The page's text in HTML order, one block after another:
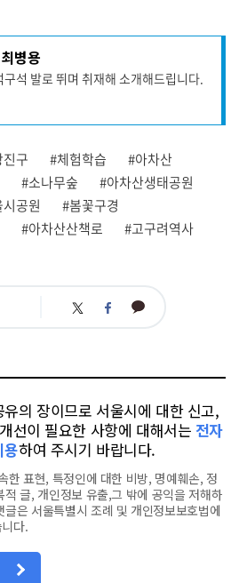
병용
구석 발로 뛰며 취재해 소개해드립니다.
구 #체험학습
#아차산
#소나무숲
#아차산생태공원
공원
#봄꽃구경
#아차산산책로
#고구려역사
트 페 카
의 장이므로 서울시에 대한 신고,
선이 필요한 사항에 대해서는 전자
용하여 주시기 바랍니다.
한 표현, 특정인에 대한 비방, 명예훼손, 정
글, 개인정보 유출,그 밖에 공익을 저해하
은 서울특별시 조례 및 개인정보보호법에
다.